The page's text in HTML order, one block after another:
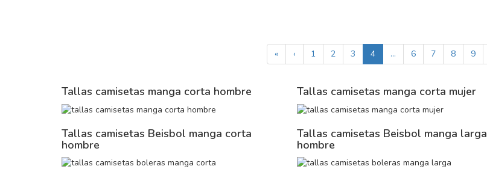
« ‹ 1 2 3 4 ... 6 7 8 9
Tallas camisetas manga corta hombre Tallas camisetas manga corta mujer
Tallas camisetas Beisbol manga corta
hombre
Tallas camisetas Beisbol manga larga
hombre